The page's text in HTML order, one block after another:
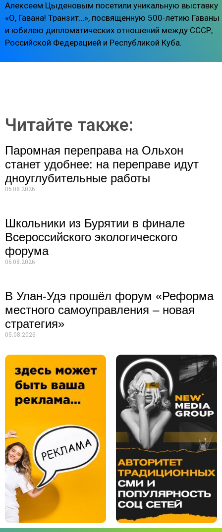
Алексеем Цыденовым посетили уникальную выставку
«О, Гавана! Транзит…», посвященную 500-летию Гаваны
и юбилею дипломатических отношений между СССР,
Российской Федерацией и Республикой Куба.
Читайте также:
Паромная переправа на Ольхон
станет удобнее: на переправе идут
дноуглубительные работы
06.08.2026
Школьники из Бурятии в финале
Всероссийского экологического
форума
06.08.2026
В Улан-Удэ прошёл форум «Реформа
местного самоуправления – новая
стратегия»
05.08.2026